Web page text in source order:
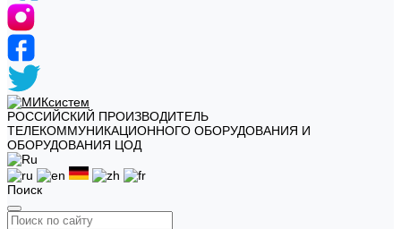
РОССИЙСКИЙ ПРОИЗВОДИТЕЛЬ
ТЕЛЕКОММУНИКАЦИОННОГО ОБОРУДОВАНИЯ И
ОБОРУДОВАНИЯ ЦОД
Поиск